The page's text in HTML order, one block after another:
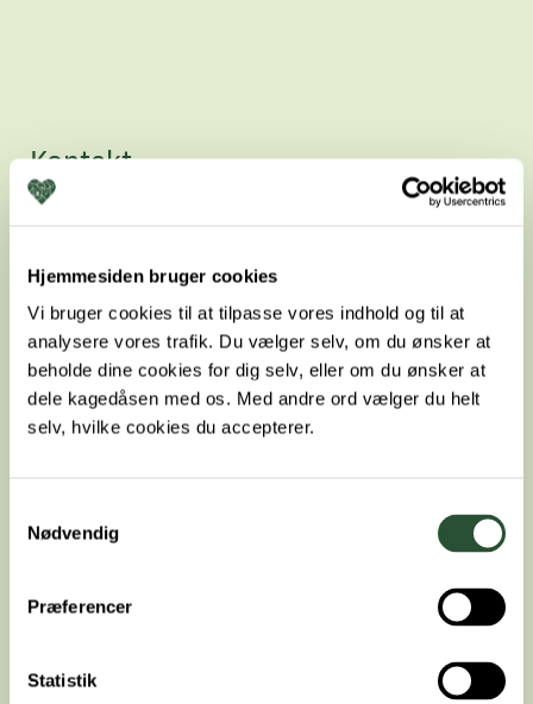
Hjemmesiden bruger cookies
Vi bruger cookies til at tilpasse vores indhold og til at
analysere vores trafik. Du vælger selv, om du ønsker at
beholde dine cookies for dig selv, eller om du ønsker at
dele kagedåsen med os. Med andre ord vælger du helt
selv, hvilke cookies du accepterer.
Nødvendig
Præferencer
Statistik
Kontakt